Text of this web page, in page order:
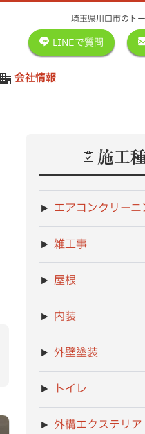
埼玉県川口市のト
LINEで質問
会社情報
施工
エアコンクリーニ
雑工事
屋根
内装
外壁塗装
トイレ
外構エクステリア